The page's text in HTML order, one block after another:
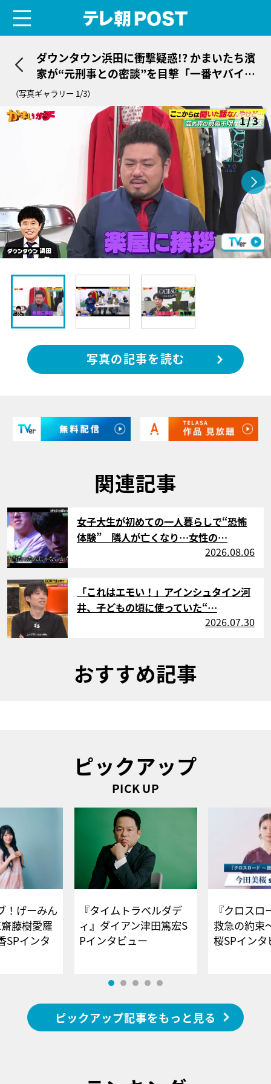
ダウンタウン浜田に衝撃疑惑!? かまいたち濱
家が“元刑事との密談”を目撃「一番ヤバイか
も」
（写真ギャラリー 1/3）
1/3
写真の記事を読む
関連記事
サムネイル
女子大生が初めての一人暮らしで“恐怖
体験” 隣人が亡くなり…女性の…
2026.08.06
サムネイル
「これはエモい！」アインシュタイン河
井、子どもの頃に使っていた“…
2026.07.30
おすすめ記事
ピックアップ
PICK UP
！げーみん
藤樹愛羅
SPインタ
『タイムトラベルダデ
ィ』ダイアン津田篤宏S
Pインタビュー
『クロス
救急の約束
桜SPイ
ピックアップ記事をもっと見る